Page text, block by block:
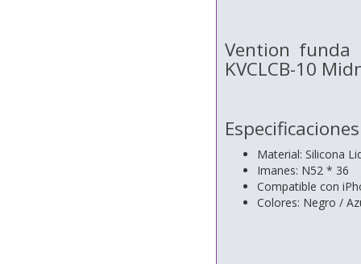
Vention funda
KVCLCB-10
Especificaciones
Material: Silicona
Imanes: N52 * 36
Compatible con
Colores: Negro /